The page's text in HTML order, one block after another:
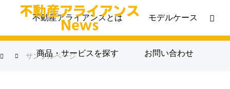
不動産アライアンスとは モデルケース
商品・サービスを探す お問い合わせ
サンプルページ
サンプルページ